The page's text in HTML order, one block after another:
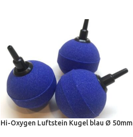
Hi-Oxygen Luftstein Kugel blau Ø 50mm